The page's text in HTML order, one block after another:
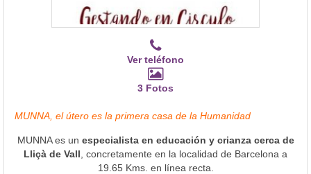
Ver teléfono
3 Fotos
MUNNA, el útero es la primera casa de la Humanidad​
MUNNA es un especialista en educación y crianza cerca de
Lliçà de Vall , concretamente en la localidad de Barcelona a
19.65 Kms. en línea recta.